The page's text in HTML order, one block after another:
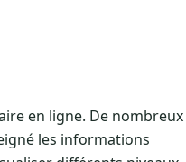
en ligne. De nombreux
les informations